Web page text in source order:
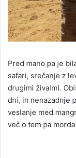
Pred mano pa je
safari, srečanje z
drugimi živalmi.
dni, in nenazadnje
veslanje med
več o tem pa